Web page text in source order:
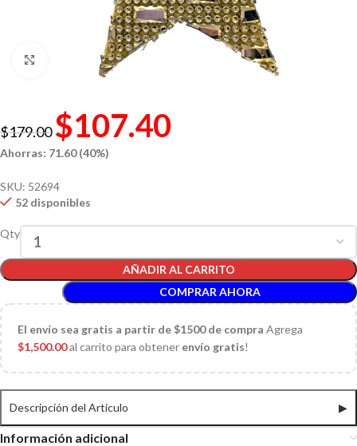
Click to enlarge
$179.00 $107.40
Ahorras: 71.60 (40%)
SKU: 52694
52 disponibles
Qty
AÑADIR AL CARRITO
COMPRAR AHORA
El envío sea gratis a partir de $1500 de compra Agrega
$1,500.00al carrito para obtener envío gratis!
Descripción del Articulo ▶
Información adicional